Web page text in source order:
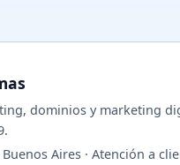
dominios y marketing
Aires · Atención a